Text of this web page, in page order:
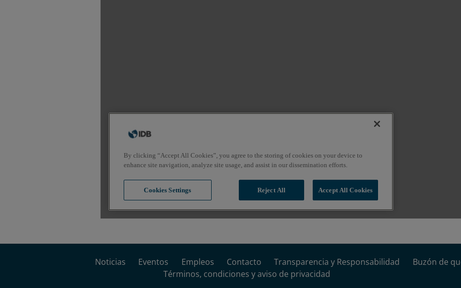
Noticias Eventos Empleos Contacto Transparencia y Responsabilidad Buzón de
Términos, condiciones y aviso de privacidad